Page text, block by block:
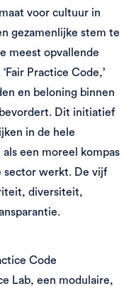
voor cultuur in
gezamenlijke stem te
meest opvallende
Practice Code,’
en beloning binnen
Dit initiatief
in de hele
een moreel kompas
sector werkt. De vijf
diversiteit,
Code
Lab, een modulaire,